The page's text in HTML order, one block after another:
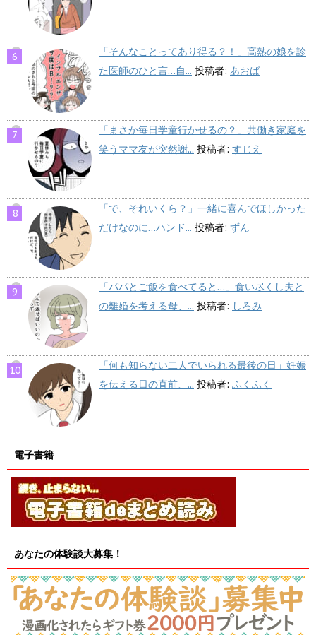
「そんなことってあり得る？！」高熱の娘を診
た医師のひと言…自... 投稿者: あおば
「まさか毎日学童行かせるの？」共働き家庭を
笑うママ友が突然謝... 投稿者: すじえ
「で、それいくら？」一緒に喜んでほしかった
だけなのに…ハンド... 投稿者: ずん
「パパとご飯を食べてると…」食い尽くし夫と
の離婚を考える母、... 投稿者: しろみ
「何も知らない二人でいられる最後の日」妊娠
を伝える日の直前、... 投稿者: ふくふく
電子書籍
あなたの体験談大募集！